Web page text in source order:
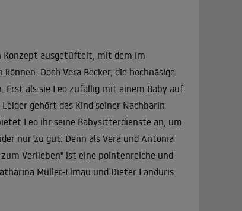
Konzept ausgetüftelt, mit dem im
Doch Vera Becker, die hochnäsige
als sie Leo zufällig mit einem Baby auf
gehört das Kind seiner Nachbarin
Leo ihr seine Babysitterdienste an, um
nur zu gut: Denn als Vera und Antonia
Verlieben" ist eine pointenreiche und
Müller-Elmau und Dieter Landuris.